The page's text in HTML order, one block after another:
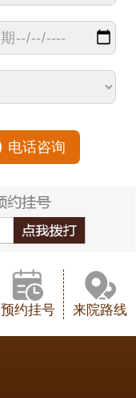
电话咨询
预约挂号 来院路线